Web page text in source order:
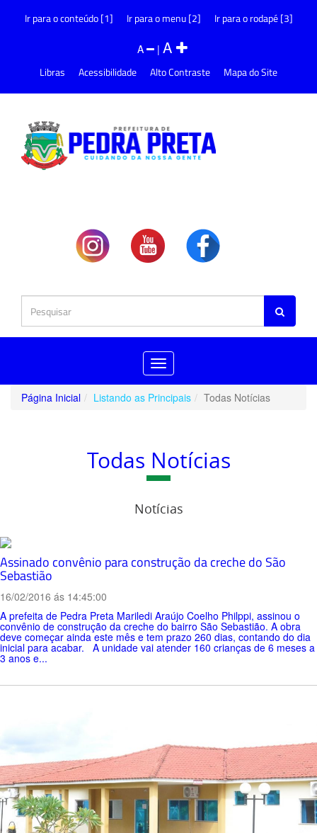
Ir para o conteúdo [1] Ir para o menu [2] Ir para o rodapé [3]
A |A
Libras Acessibilidade Alto Contraste Mapa do Site
Toggle
navigation
Página Inicial
Listando as Principais Todas Notícias
Todas Notícias
Notícias
Assinado convênio para construção da creche do São
Sebastião
16/02/2016 ás 14:45:00
A prefeita de Pedra Preta Mariledi Araújo Coelho Philppi, assinou o
convênio de construção da creche do bairro São Sebastião. A obra
deve começar ainda este mês e tem prazo 260 dias, contando do dia
inicial para acabar. A unidade vai atender 160 crianças de 6 meses a
3 anos e...